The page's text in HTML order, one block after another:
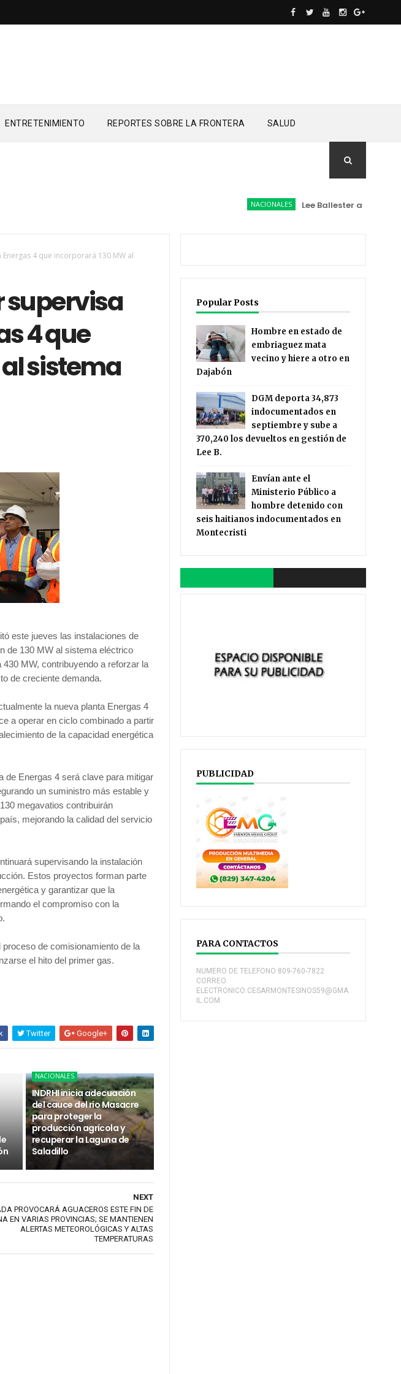
ENTRETENIMIENTO REPORTES SOBRE LA FRONTERA SALUD
NACIONALES Lee Ballester a los que se
4 que incorporará 130 MW al
supervisa
4 que
sistema
este jueves las instalaciones de
de 130 MW al sistema eléctrico
MW, contribuyendo a reforzar la
de creciente demanda.
la nueva planta Energas 4
a operar en ciclo combinado a partir
de la capacidad energética
de Energas 4 será clave para mitigar
un suministro más estable y
megavatios contribuirán
mejorando la calidad del servicio
supervisando la instalación
Estos proyectos forman parte
y garantizar que la
el compromiso con la
de comisionamiento de la
el hito del primer gas.
Twitter Google+
NACIONALES
INDRHI inicia adecuación
del cauce del río Masacre
para proteger la
producción agrícola y
recuperar la Laguna de
Saladillo
NEXT
PROVOCARÁ AGUACEROS ESTE FIN DE
EN VARIAS PROVINCIAS; SE MANTIENEN
ALERTAS METEOROLÓGICAS Y ALTAS
TEMPERATURAS
Popular Posts
Hombre en estado de
embriaguez mata
vecino y hiere a otro en
Dajabón
DGM deporta 34,873
indocumentados en
septiembre y sube a
370,240 los devueltos en gestión de
Lee B.
Envían ante el
Ministerio Público a
hombre detenido con
seis haitianos indocumentados en
Montecristi
PUBLICIDAD
PARA CONTACTOS
NUMERO DE TELEFONO:809-760-7822
CORREO
ELECTRONICO:CESARMONTESINOS59@GMA
IL.COM